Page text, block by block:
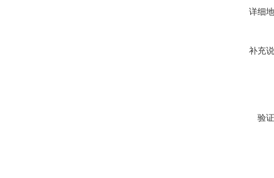
详细
补充
验